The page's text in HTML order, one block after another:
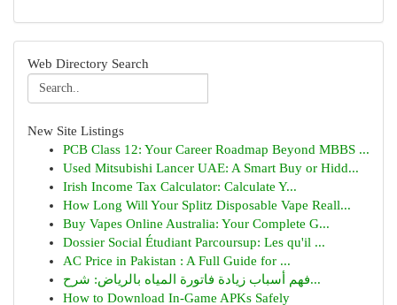
Web Directory Search
New Site Listings
PCB Class 12: Your Career Roadmap Beyond MBBS ...
Used Mitsubishi Lancer UAE: A Smart Buy or Hidd...
Irish Income Tax Calculator: Calculate Y...
How Long Will Your Splitz Disposable Vape Reall...
Buy Vapes Online Australia: Your Complete G...
Dossier Social Étudiant Parcoursup: Les qu'il ...
AC Price in Pakistan : A Full Guide for ...
فهم أسباب زيادة فاتورة المياه بالرياض: شرح...
How to Download In-Game APKs Safely